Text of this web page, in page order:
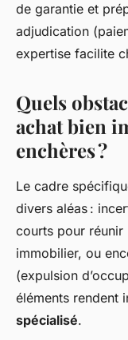
de garantie et
adjudication
expertise facilite
Quels
achat bien
enchères ?
Le cadre
divers aléas :
courts pour
immobilier, ou
(expulsion
éléments rendent
spécialisé.